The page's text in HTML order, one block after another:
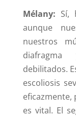
Mélany: Sí,
aunque
nuestros
debilitados.
escoliosis
eficazmente,
es vital. El